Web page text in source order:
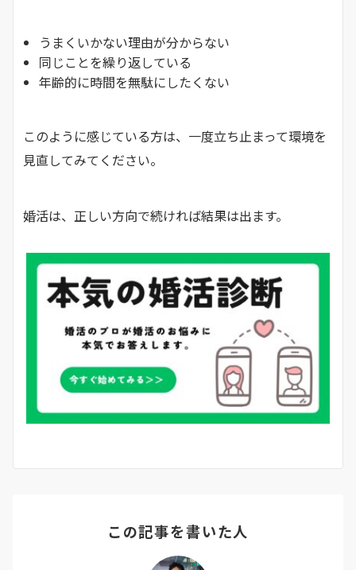
うまくいかない理由が分からない
同じことを繰り返している
年齢的に時間を無駄にしたくない
このように感じている方は、一度立ち止まって環境を
見直してみてください。
婚活は、正しい方向で続ければ結果は出ます。
この記事を書いた人